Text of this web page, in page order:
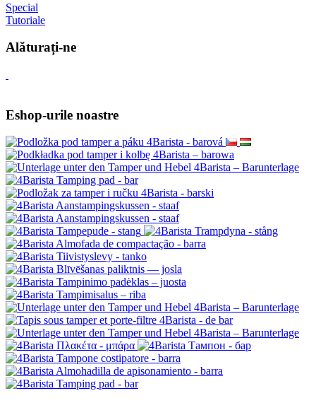
Special
Tutoriale
Alăturați-ne
Eshop-urile noastre